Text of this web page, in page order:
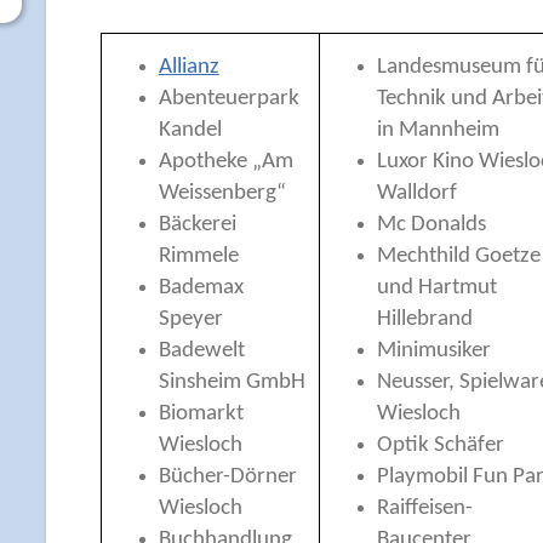
Allianz
Abenteuerpark
Kandel
Apotheke „Am
Weissenberg“
Bäckerei
Rimmele
Bademax
Speyer
Badewelt
Sinsheim GmbH
Biomarkt
Wiesloch
Bücher-Dörner
Wiesloch
Landesmuseum
Technik und
in Mannheim
Luxor Kino
Walldorf
Mc Donalds
Mechthild Goetze
und Hartmut
Hillebrand
Minimusiker
Neusser,
Wiesloch
Optik Schäfer
Playmobil Fun
Raiffeisen-